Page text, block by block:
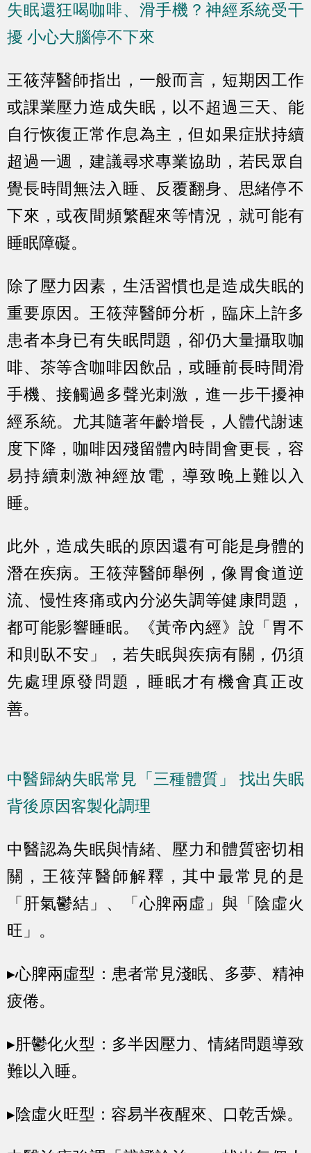
失眠還狂喝咖啡、滑手機？神經系統受干
擾 小心大腦停不下來
王筱萍醫師指出，一般而言，短期因工作
或課業壓力造成失眠，以不超過三天、能
自行恢復正常作息為主，但如果症狀持續
超過一週，建議尋求專業協助，若民眾自
覺長時間無法入睡、反覆翻身、思緒停不
下來，或夜間頻繁醒來等情況，就可能有
睡眠障礙。
除了壓力因素，生活習慣也是造成失眠的
重要原因。王筱萍醫師分析，臨床上許多
患者本身已有失眠問題，卻仍大量攝取咖
啡、茶等含咖啡因飲品，或睡前長時間滑
手機、接觸過多聲光刺激，進一步干擾神
經系統。尤其隨著年齡增長，人體代謝速
度下降，咖啡因殘留體內時間會更長，容
易持續刺激神經放電，導致晚上難以入
睡。
此外，造成失眠的原因還有可能是身體的
潛在疾病。王筱萍醫師舉例，像胃食道逆
流、慢性疼痛或內分泌失調等健康問題，
都可能影響睡眠。《黃帝內經》說「胃不
和則臥不安」，若失眠與疾病有關，仍須
先處理原發問題，睡眠才有機會真正改
善。
中醫歸納失眠常見「三種體質」 找出失眠
背後原因客製化調理
中醫認為失眠與情緒、壓力和體質密切相
關，王筱萍醫師解釋，其中最常見的是
「肝氣鬱結」、「心脾兩虛」與「陰虛火
旺」。
▸心脾兩虛型： 患者常見淺眠、多夢、精神
疲倦。
▸肝鬱化火型： 多半因壓力、情緒問題導致
難以入睡。
▸陰虛火旺型： 容易半夜醒來、口乾舌燥。